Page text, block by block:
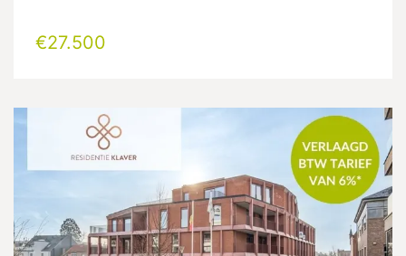
€27.500